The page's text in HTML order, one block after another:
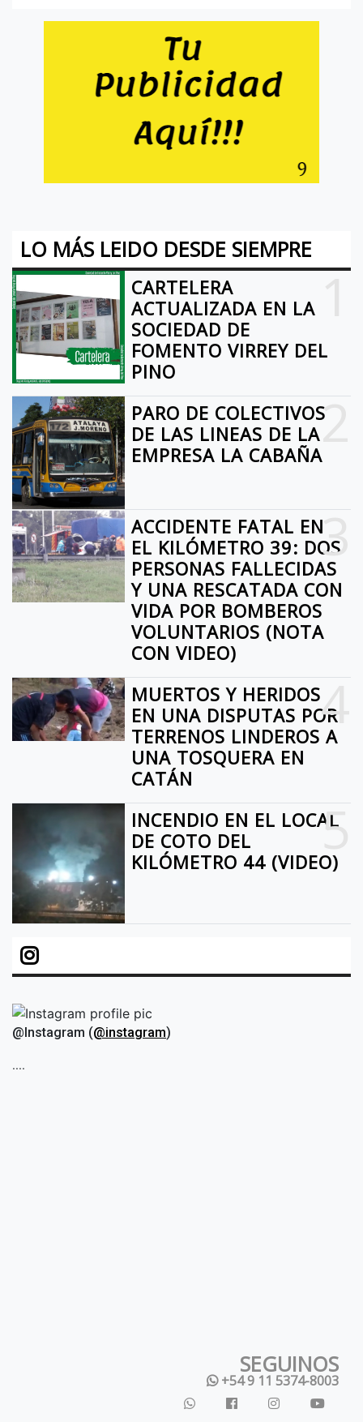
LO MÁS LEIDO DESDE SIEMPRE
CARTELERA
ACTUALIZADA EN LA
SOCIEDAD DE
FOMENTO VIRREY DEL
PINO
2
PARO DE COLECTIVOS
DE LAS LINEAS DE LA
EMPRESA LA CABAÑA
3
ACCIDENTE FATAL EN
EL KILÓMETRO 39: DOS
PERSONAS FALLECIDAS
Y UNA RESCATADA CON
VIDA POR BOMBEROS
VOLUNTARIOS (NOTA
CON VIDEO)
4
MUERTOS Y HERIDOS
EN UNA DISPUTAS POR
TERRENOS LINDEROS A
UNA TOSQUERA EN
CATÁN
5
INCENDIO EN EL LOCAL
DE COTO DEL
KILÓMETRO 44 (VIDEO)
@Instagram (@instagram)
....
SEGUINOS
+54 9 11 5374-8003